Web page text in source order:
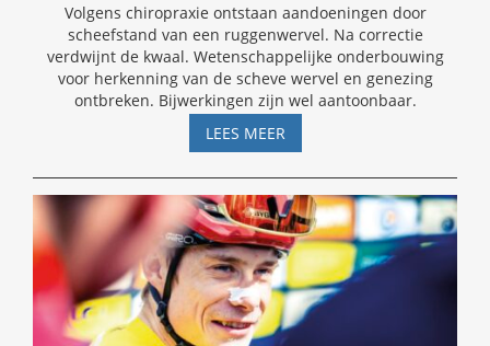
Volgens chiropraxie ontstaan aandoeningen door
scheefstand van een ruggenwervel. Na correctie
verdwijnt de kwaal. Wetenschappelijke onderbouwing
voor herkenning van de scheve wervel en genezing
ontbreken. Bijwerkingen zijn wel aantoonbaar.
LEES MEERCHIROPRAXIE
(CHIROPRACTIE)
–
OORSPRONG
EN
ONTWIKKELING